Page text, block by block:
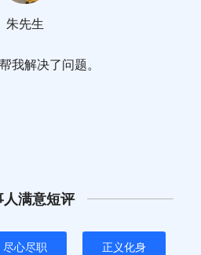
我解决了问题。
朱先生
人满意短评
尽心尽职 正义化身